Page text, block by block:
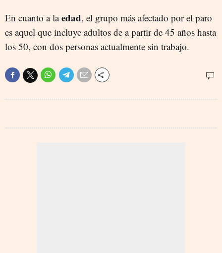
En cuanto a laedad, el grupo más afectado por el paro
es aquel que incluye adultos de a partir de 45 años hasta
los 50, con dos personas actualmente sin trabajo.